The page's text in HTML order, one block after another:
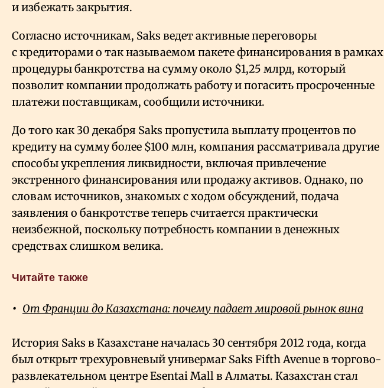
и избежать закрытия.
Согласно источникам, Saks ведет активные переговоры
с кредиторами о так называемом пакете финансирования в рамках
процедуры банкротства на сумму около $1,25 млрд, который
позволит компании продолжать работу и погасить просроченные
платежи поставщикам, сообщили источники.
До того как 30 декабря Saks пропустила выплату процентов по
кредиту на сумму более $100 млн, компания рассматривала другие
способы укрепления ликвидности, включая привлечение
экстренного финансирования или продажу активов. Однако, по
словам источников, знакомых с ходом обсуждений, подача
заявления о банкротстве теперь считается практически
неизбежной, поскольку потребность компании в денежных
средствах слишком велика.
Читайте также
От Франции до Казахстана: почему падает мировой рынок вина
История Saks в Казахстане началась 30 сентября 2012 года, когда
был открыт трехуровневый универмаг Saks Fifth Avenue в торгово-
развлекательном центре Esentai Mall в Алматы. Казахстан стал